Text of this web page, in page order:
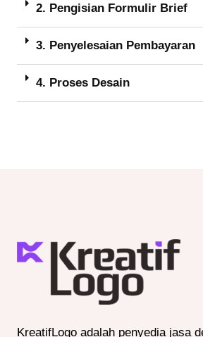
2. Pengisian Formulir Brief
3. Penyelesaian Pembayaran
4. Proses Desain
KreatifLogo adalah penyedia jasa